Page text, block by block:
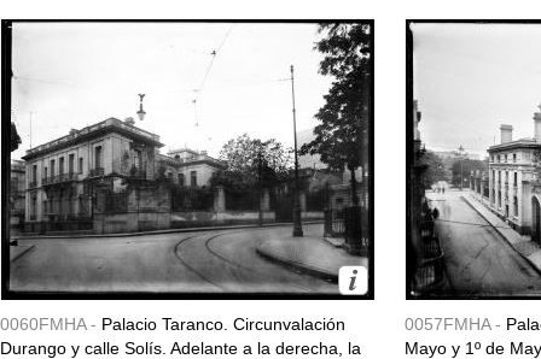
0060FMHA - Palacio Taranco. Circunvalación
Durango y calle Solís. Adelante a la derecha, la
0057FMHA -
Mayo y 1º de